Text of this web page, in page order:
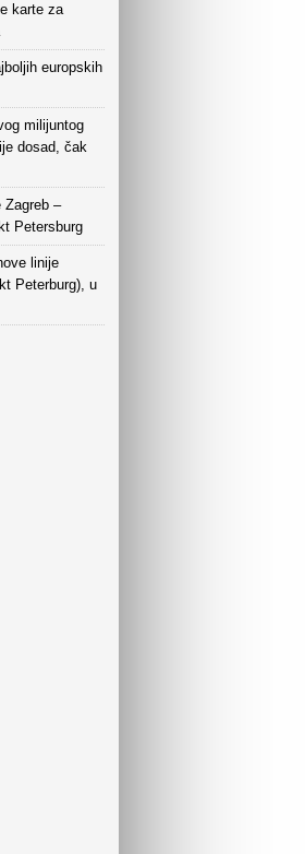
karte za
europskih
milijuntog
dosad, čak
Zagreb –
Petersburg
linije
Peterburg), u